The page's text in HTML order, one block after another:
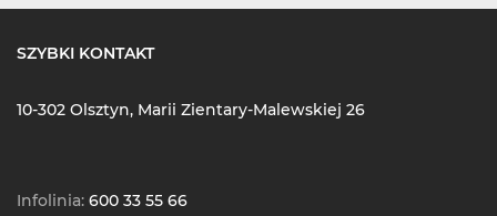
SZYBKI KONTAKT
10-302 Olsztyn, Marii Zientary-Malewskiej 26
Infolinia: 600 33 55 66